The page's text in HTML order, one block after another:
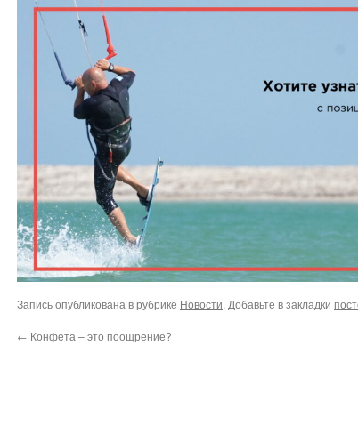
Запись опубликована в рубрике Новости. Добавьте в закладки
← Конфета – это поощрение?